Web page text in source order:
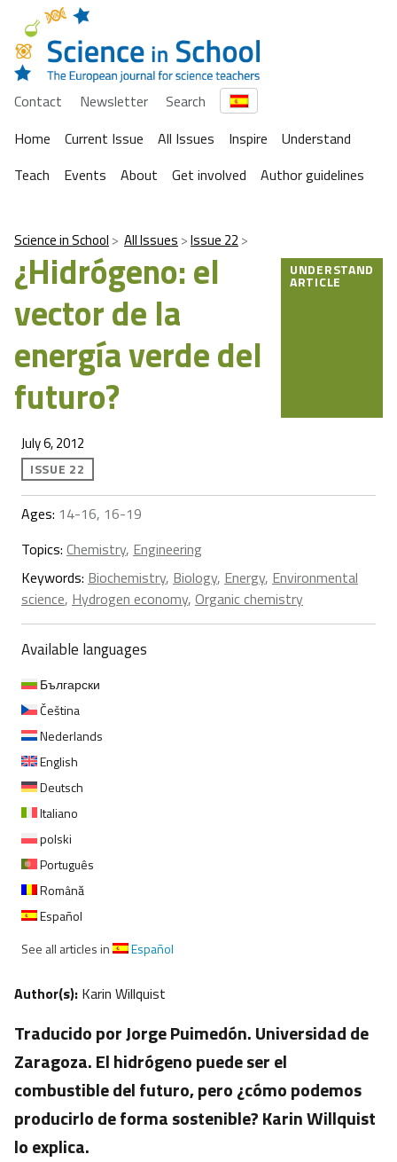
Contact Newsletter
Search
Home
Current Issue All Issues Inspire
Understand
Teach
Events About Get involved Author guidelines
Science in School All Issues Issue 22
¿Hidrógeno: el
vector de la
energía verde del
futuro?
UNDERSTAND
ARTICLE
July 6, 2012
ISSUE 22
Ages: 14-16, 16-19
Topics: Chemistry, Engineering
Keywords: Biochemistry, Biology, Energy, Environmental
science, Hydrogen economy, Organic chemistry
Available languages
Български
Čeština
Nederlands
English
Deutsch
Italiano
polski
Português
Română
Español
See all articles in
Español
Author(s): Karin Willquist
Traducido por Jorge Puimedón. Universidad de
Zaragoza. El hidrógeno puede ser el
combustible del futuro, pero ¿cómo podemos
producirlo de forma sostenible? Karin Willquist
lo explica.